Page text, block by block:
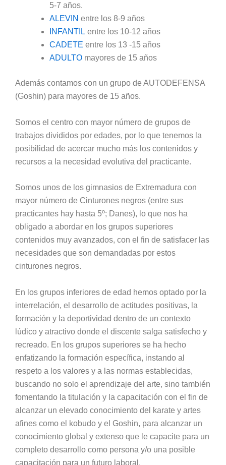
5-7 años.
ALEVIN entre los 8-9 años
INFANTIL entre los 10-12 años
CADETE entre los 13 -15 años
ADULTO mayores de 15 años
Además contamos con un grupo de AUTODEFENSA
(Goshin) para mayores de 15 años.
Somos el centro con mayor número de grupos de
trabajos divididos por edades, por lo que tenemos la
posibilidad de acercar mucho más los contenidos y
recursos a la necesidad evolutiva del practicante.
Somos unos de los gimnasios de Extremadura con
mayor número de Cinturones negros (entre sus
practicantes hay hasta 5º; Danes), lo que nos ha
obligado a abordar en los grupos superiores
contenidos muy avanzados, con el fin de satisfacer las
necesidades que son demandadas por estos
cinturones negros.
En los grupos inferiores de edad hemos optado por la
interrelación, el desarrollo de actitudes positivas, la
formación y la deportividad dentro de un contexto
lúdico y atractivo donde el discente salga satisfecho y
recreado. En los grupos superiores se ha hecho
enfatizando la formación específica, instando al
respeto a los valores y a las normas establecidas,
buscando no solo el aprendizaje del arte, sino también
fomentando la titulación y la capacitación con el fin de
alcanzar un elevado conocimiento del karate y artes
afines como el kobudo y el Goshin, para alcanzar un
conocimiento global y extenso que le capacite para un
completo desarrollo como persona y/o una posible
capacitación para un futuro laboral.